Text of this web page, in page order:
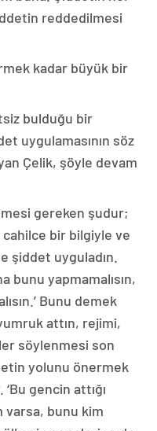
reddedilmesi
kadar büyük bir
bulduğu bir
uygulamasının söz
Çelik, şöyle devam
gereken şudur;
cahilce bir bilgiyle ve
uyguladın.
bunu yapmamalısın,
Bunu demek
attın, rejimi,
söylenmesi son
yolunu önermek
gencin attığı
varsa, bunu kim